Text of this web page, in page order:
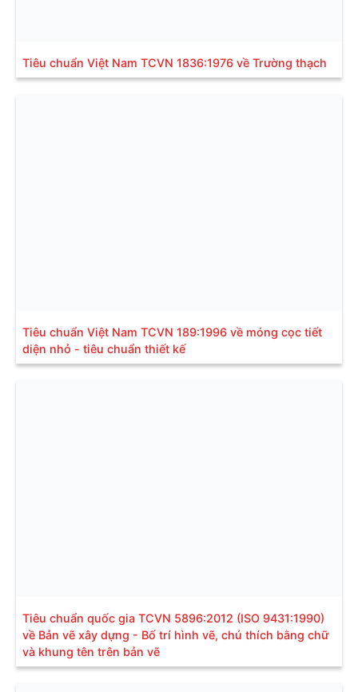
Tiêu chuẩn Việt Nam TCVN 1836:1976 về Trường thạch
Tiêu chuẩn Việt Nam TCVN 189:1996 về móng cọc tiết
diện nhỏ - tiêu chuẩn thiết kế
Tiêu chuẩn quốc gia TCVN 5896:2012 (ISO 9431:1990)
về Bản vẽ xây dựng - Bố trí hình vẽ, chú thích bằng chữ
và khung tên trên bản vẽ